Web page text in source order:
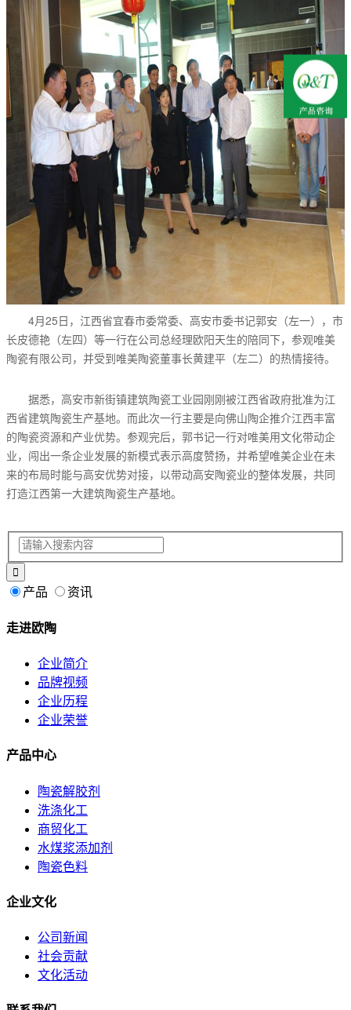
4月25日，江西省宜春市委常委、高安市委书记郭安（左一），市
长皮德艳（左四）等一行在公司总经理欧阳天生的陪同下，参观唯美
陶瓷有限公司，并受到唯美陶瓷董事长黄建平（左二）的热情接待。
据悉，高安市新街镇建筑陶瓷工业园刚刚被江西省政府批准为江
西省建筑陶瓷生产基地。而此次一行主要是向佛山陶企推介江西丰富
的陶瓷资源和产业优势。参观完后，郭书记一行对唯美用文化带动企
业，闯出一条企业发展的新模式表示高度赞扬，并希望唯美企业在未
来的布局时能与高安优势对接，以带动高安陶瓷业的整体发展，共同
打造江西第一大建筑陶瓷生产基地。
产品 资讯
走进欧陶
企业简介
品牌视频
企业历程
企业荣誉
产品中心
陶瓷解胶剂
洗涤化工
商贸化工
水煤浆添加剂
陶瓷色料
企业文化
公司新闻
社会贡献
文化活动